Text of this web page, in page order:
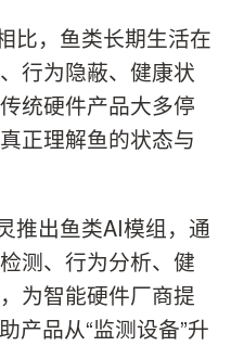
比，鱼类长期生活在
行为隐蔽、健康状
统硬件产品大多停
正理解鱼的状态与
推出鱼类AI模组，通
测、行为分析、健
为智能硬件厂商提
产品从“监测设备”升